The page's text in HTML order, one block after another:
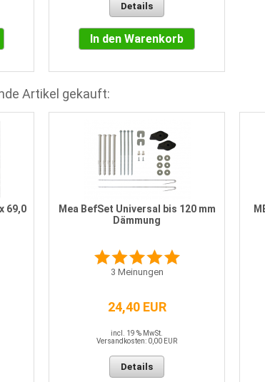
Details
In den Warenkorb
Artikel gekauft:
69,0
Mea BefSet Universal bis 120 mm
Dämmung
3 Meinungen
24,40 EUR
incl. 19 % MwSt.
Versandkosten: 0,00 EUR
Details